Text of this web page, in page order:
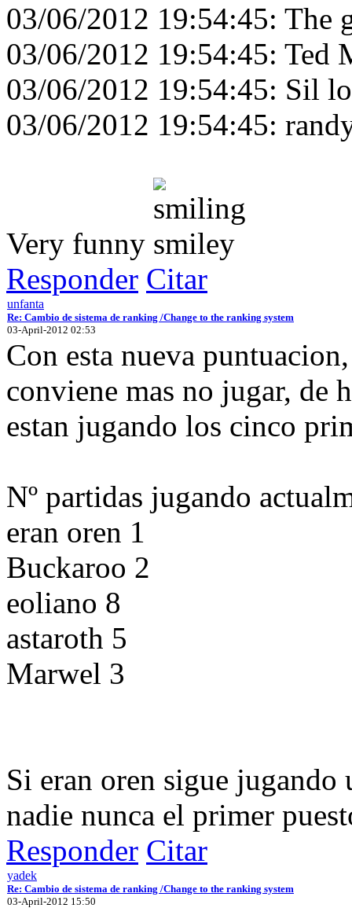
03/06/2012 19:54:45: The
03/06/2012 19:54:45: Ted
03/06/2012 19:54:45: Sil
03/06/2012 19:54:45:
Very funny
Responder Citar
unfanta
Re: Cambio de sistema de ranking /Change to the ranking system
03-April-2012 02:53
Con esta nueva
conviene mas no jugar, de
estan jugando los cinco
Nº partidas jugando
eran oren 1
Buckaroo 2
eoliano 8
astaroth 5
Marwel 3
Si eran oren sigue jugando
nadie nunca el primer
Responder Citar
yadek
Re: Cambio de sistema de ranking /Change to the ranking system
03-April-2012 15:50